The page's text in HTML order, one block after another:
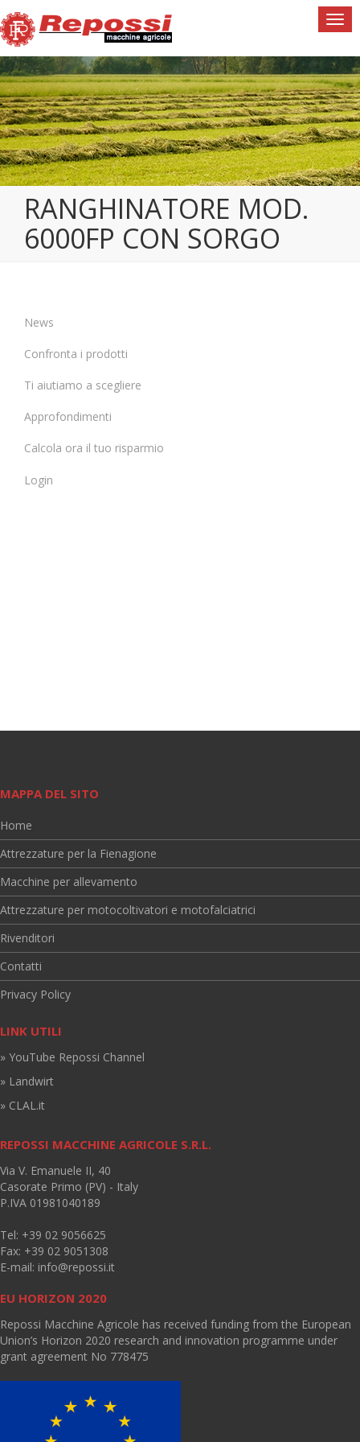
RANGHINATORE MOD.
6000FP CON SORGO
News
Confronta i prodotti
Ti aiutiamo a scegliere
Approfondimenti
Calcola ora il tuo risparmio
Login
MAPPA DEL SITO
Home
Attrezzature per la Fienagione
Macchine per allevamento
Attrezzature per motocoltivatori e motofalciatrici
Rivenditori
Contatti
Privacy Policy
LINK UTILI
» YouTube Repossi Channel
» Landwirt
» CLAL.it
REPOSSI MACCHINE AGRICOLE S.R.L.
Via V. Emanuele II, 40
Casorate Primo (PV) - Italy
P.IVA 01981040189
Tel: +39 02 9056625
Fax: +39 02 9051308
E-mail: info@repossi.it
EU HORIZON 2020
Repossi Macchine Agricole has received funding from the European
Union’s Horizon 2020 research and innovation programme under
grant agreement No 778475